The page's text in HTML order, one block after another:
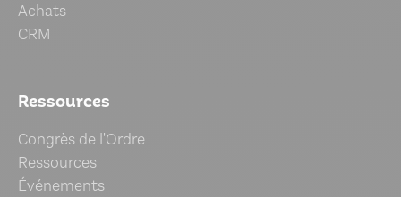
Achats
CRM
Ressources
Congrès de l'Ordre
Ressources
Événements